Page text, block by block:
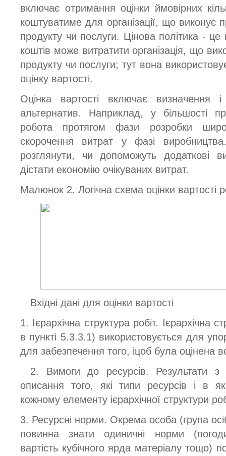
включає отримання оцінки ймовірних
коштуватиме для організації, що виконує
продукту чи послуги. Цінова політика - це
коштів може витратити організація, що
продукту чи послуги; тут вона
оцінку вартості.
Оцінка вартості включає визначення і
альтернатив. Наприклад, у більшості
робота протягом фази розробки
скорочення витрат у фазі
розглянути, чи допоможуть додаткові
дістати економію очікуваних витрат.
Малюнок 2. Логічна схема оцінки вартості
Вхідні дані для оцінки вартості
1. Ієрархічна структура робіт. Ієрархічна
в пункті 5.3.3.1) використовується для
для забезпечення того, іцоб була оцінена
2. Вимоги до ресурсів. Результати
описання того, які типи ресурсів і в
кожному елементу ієрархічної структури
3. Ресурсні норми. Окрема особа (група
повинна знати одиничні норми
вартість кубічного ярда матеріалу тощо)